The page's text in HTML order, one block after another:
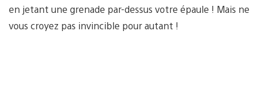
en jetant une grenade par-dessus votre épaule ! Mais ne
vous croyez pas invincible pour autant !